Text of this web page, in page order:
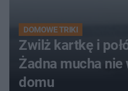
DOMOWE TRIKI
Zwilż kartkę i
Żadna mucha
domu